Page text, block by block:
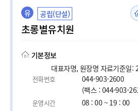
유 공립(단설)
초롱별유치원
기본정보
대표자명, 원장명 자료기준일:
전화번호
044-903-2600
(팩스 : 044-903-
운영시간 08 : 00 ~ 19 : 00